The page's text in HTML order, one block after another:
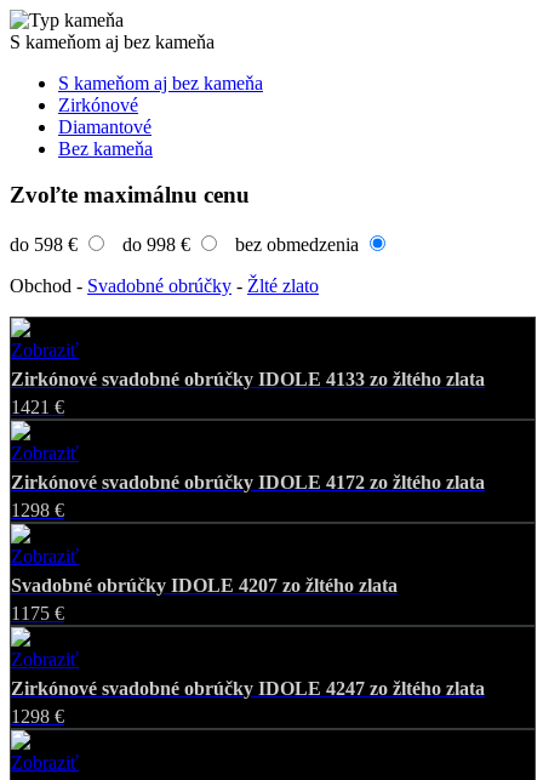
S kameňom aj bez kameňa
S kameňom aj bez kameňa
Zirkónové
Diamantové
Bez kameňa
Zvoľte maximálnu cenu
do 598 € do 998 €
bez obmedzenia
Obchod - Svadobné obrúčky - Žlté zlato
Zobraziť
Zirkónové svadobné obrúčky IDOLE 4133 zo žltého zlata
1421 €
Zobraziť
Zirkónové svadobné obrúčky IDOLE 4172 zo žltého zlata
1298 €
Zobraziť
Svadobné obrúčky IDOLE 4207 zo žltého zlata
1175 €
Zobraziť
Zirkónové svadobné obrúčky IDOLE 4247 zo žltého zlata
1298 €
Zobraziť